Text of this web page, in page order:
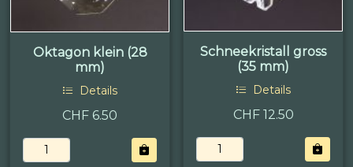
Oktagon klein (28
mm)
Details
CHF 6.50
Schneekristall gross
(35 mm)
Details
CHF 12.50